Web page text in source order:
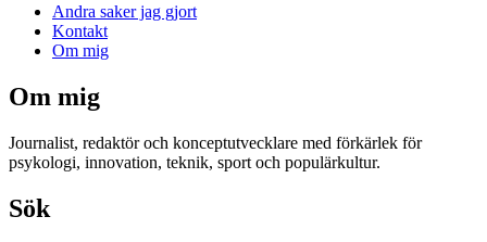
Andra saker jag gjort
Kontakt
Om mig
Om mig
Journalist, redaktör och konceptutvecklare med förkärlek för
psykologi, innovation, teknik, sport och populärkultur.
Sök